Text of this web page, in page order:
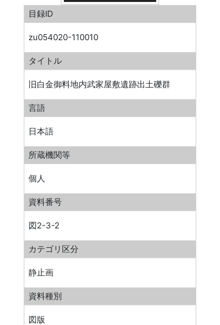
目録ID
zu054020-110010
タイトル
旧白金御料地内武家屋敷遺跡出土礫群
言語
日本語
所蔵機関等
個人
資料番号
図2-3-2
カテゴリ区分
静止画
資料種別
図版